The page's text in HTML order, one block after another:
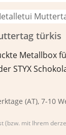
türkis
Metallbox
STYX
(AT), 7-10
(bzw. mit Ihrem